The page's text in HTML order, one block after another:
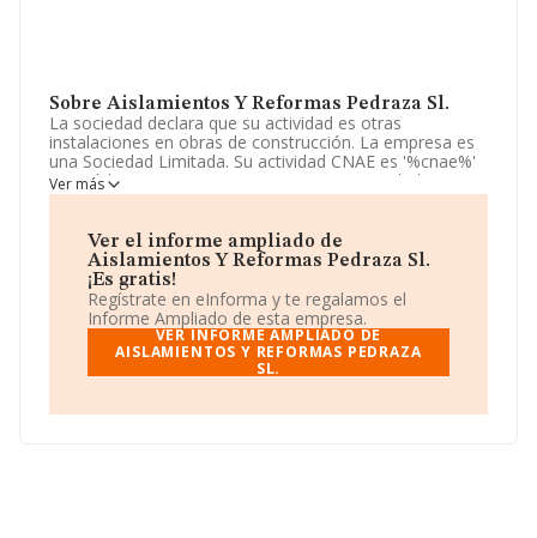
Sobre Aislamientos Y Reformas Pedraza Sl.
La sociedad declara que su actividad es otras
instalaciones en obras de construcción. La empresa es
una Sociedad Limitada. Su actividad CNAE es '%cnae%'
con código 4324. La empresa no tiene actividad en
mercados exteriores.
La sociedad española Aislamientos y Reformas
Pedraza S.L, NIF B21678255, se encuentra en Calle
Real núm. 6 Piso 1, (28430), en el municipio de
Alpedrete, Madrid.
Con los datos a disposición de INFORMA sobre 13.870
empresas pertenecientes al sector, a nivel nacional la
facturación asciende a 4.510 millones de euros y la
de ventas. Respecto a la información de la provincia
Ver más
Ver el informe ampliado de
Aislamientos Y Reformas Pedraza Sl.
¡Es gratis!
Regístrate en eInforma y te regalamos el
Informe Ampliado de esta empresa.
VER INFORME AMPLIADO DE
AISLAMIENTOS Y REFORMAS PEDRAZA
SL.